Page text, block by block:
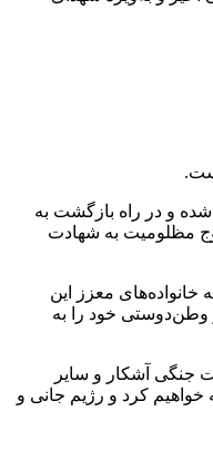
شده و در راه بازگشت به
اوج مظلومیت به شهادت
معزز این
وطن‌دوستی خود را به
جنگی آشکار و سایر
کرد و رژیم جانی و